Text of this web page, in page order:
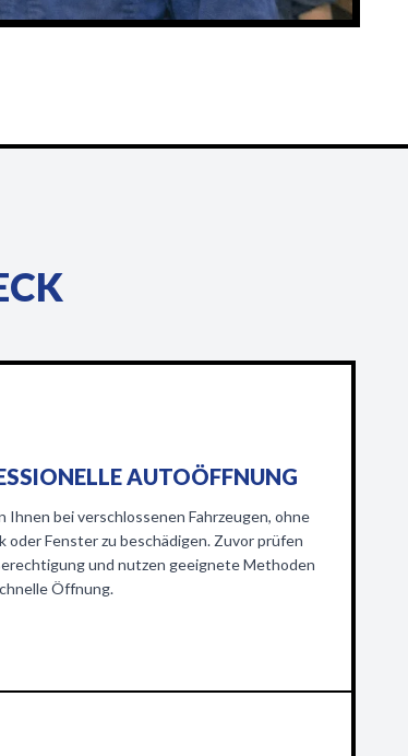
AUTOÖFFNUNG
Ihnen bei verschlossenen Fahrzeugen, ohne
oder Fenster zu beschädigen. Zuvor prüfen
und nutzen geeignete Methoden
Öffnung.